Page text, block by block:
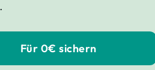
Für 0€ sichern